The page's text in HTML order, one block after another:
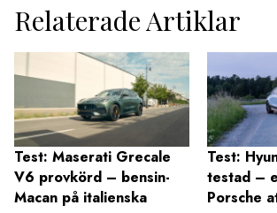
Relaterade Artiklar
Test: Maserati Grecale
V6 provkörd – bensin-
Macan på italienska
Test:
testad –
Porsche